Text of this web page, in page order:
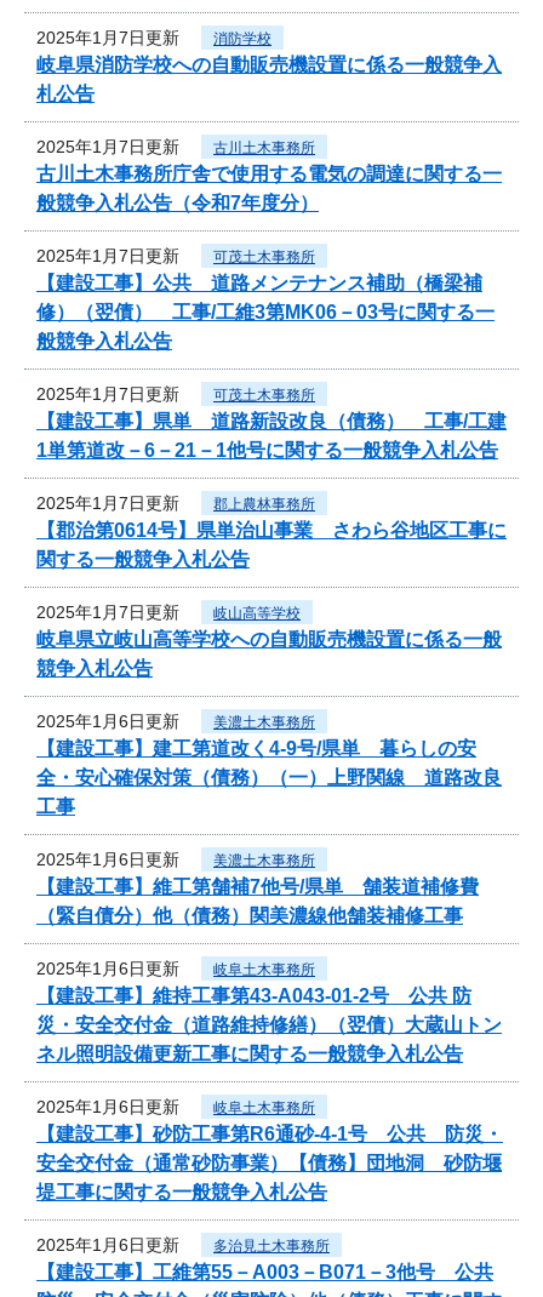
2025年1月7日更新 消防学校
岐阜県消防学校への自動販売機設置に係る一般競争入
札公告
2025年1月7日更新 古川土木事務所
古川土木事務所庁舎で使用する電気の調達に関する一
般競争入札公告（令和7年度分）
2025年1月7日更新 可茂土木事務所
【建設工事】公共 道路メンテナンス補助（橋梁補
修）（翌債） 工事/工維3第MK06－03号に関する一
般競争入札公告
2025年1月7日更新 可茂土木事務所
【建設工事】県単 道路新設改良（債務） 工事/工建
1単第道改－6－21－1他号に関する一般競争入札公告
2025年1月7日更新 郡上農林事務所
【郡治第0614号】県単治山事業 さわら谷地区工事に
関する一般競争入札公告
2025年1月7日更新 岐山高等学校
岐阜県立岐山高等学校への自動販売機設置に係る一般
競争入札公告
2025年1月6日更新 美濃土木事務所
【建設工事】建工第道改く4-9号/県単 暮らしの安
全・安心確保対策（債務）（一）上野関線 道路改良
工事
2025年1月6日更新 美濃土木事務所
【建設工事】維工第舗補7他号/県単 舗装道補修費
（緊自債分）他（債務）関美濃線他舗装補修工事
2025年1月6日更新 岐阜土木事務所
【建設工事】維持工事第43-A043-01-2号 公共 防
災・安全交付金（道路維持修繕）（翌債）大蔵山トン
ネル照明設備更新工事に関する一般競争入札公告
2025年1月6日更新 岐阜土木事務所
【建設工事】砂防工事第R6通砂-4-1号 公共 防災・
安全交付金（通常砂防事業）【債務】団地洞 砂防堰
堤工事に関する一般競争入札公告
2025年1月6日更新 多治見土木事務所
【建設工事】工維第55－A003－B071－3他号 公共